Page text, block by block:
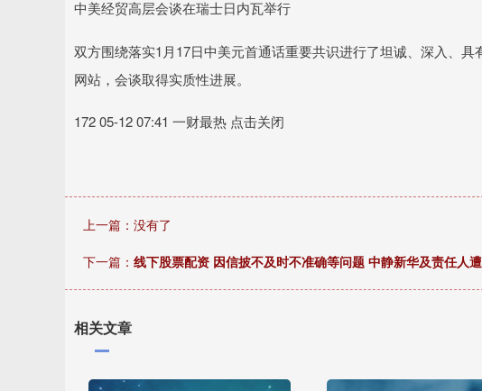
中美经贸高层会谈在瑞士日内瓦举行
双方围绕落实1月17日中美元首通话重要共识进行了坦诚、深入、
网站，会谈取得实质性进展。
172 05-12 07:41 一财最热 点击关闭
上一篇：没有了
下一篇： 线下股票配资 因信披不及时不准确等问题 中静新华及责任人
相关文章